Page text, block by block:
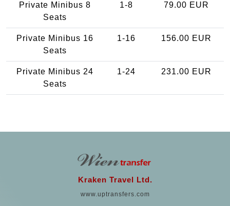
Private Minibus 8
Seats
1-8 79.00 EUR
Private Minibus 16
Seats
1-16 156.00 EUR
Private Minibus 24
Seats
1-24 231.00 EUR
Kraken Travel Ltd.
www.uptransfers.com